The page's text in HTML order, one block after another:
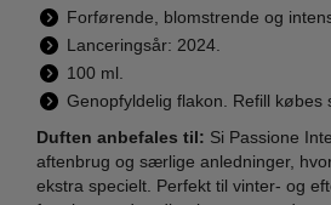
Forførende, blomstrende og
Lanceringsår: 2024.
100 ml.
Genopfyldelig flakon. Refill købes
Duften anbefales til: Si Passione
aftenbrug og særlige anledninger,
ekstra specielt. Perfekt til vinter- og